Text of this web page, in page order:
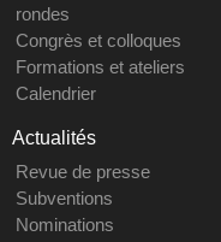
rondes
Congrès et colloques
Formations et ateliers
Calendrier
Actualités
Revue de presse
Subventions
Nominations